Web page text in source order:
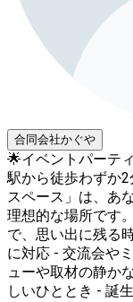
合同会社かぐや
🌟イベントパーティ
駅から徒歩わずか
スペース」は、あ
理想的な場所です
で、思い出に残る時間を
に対応 - 交流会や
ューや取材の静か
しいひととき - 誕